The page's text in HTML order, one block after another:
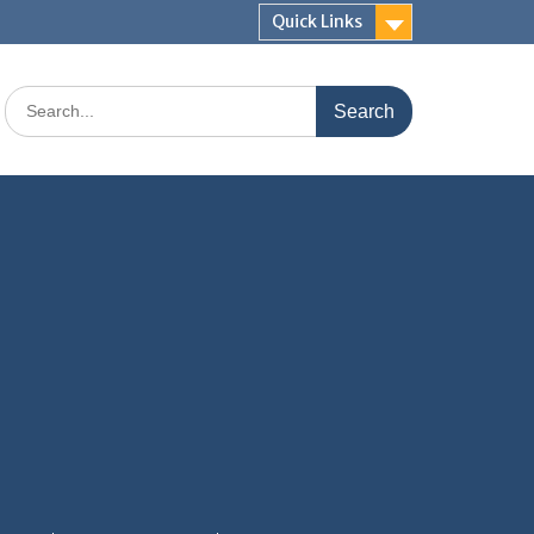
Quick Links
Search
for: